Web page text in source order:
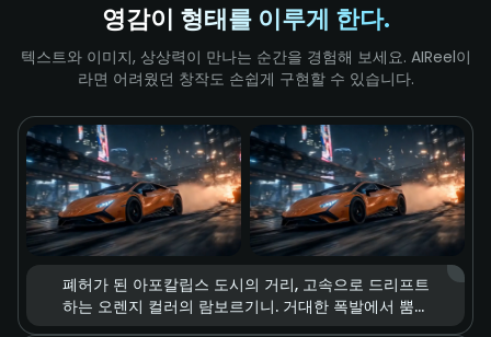
영감이 형태를 이루게 한다.
텍스트와 이미지, 상상력이 만나는 순간을 경험해 보세요. AIReel이
라면 어려웠던 창작도 손쉽게 구현할 수 있습니다.
폐허가 된 아포칼립스 도시의 거리, 고속으로 드리프트
하는 오렌지 컬러의 람보르기니. 거대한 폭발에서 뿜어